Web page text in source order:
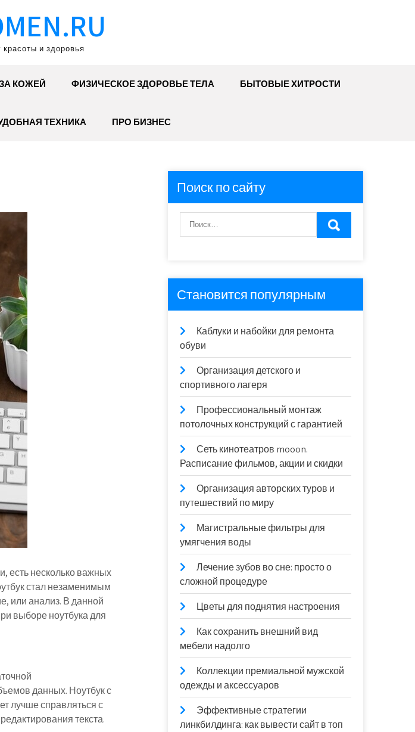
и здоровья
КОЖЕЙ ФИЗИЧЕСКОЕ ЗДОРОВЬЕ ТЕЛА БЫТОВЫЕ ХИТРОСТИ
ТЕХНИКА ПРО БИЗНЕС
есть несколько важных
стал незаменимым
или анализ. В данной
выборе ноутбука для
данных. Ноутбук с
лучше справляться с
текста.
Поиск по сайту
Становится популярным
Каблуки и набойки для ремонта
обуви
Организация детского и
спортивного лагеря
Профессиональный монтаж
потолочных конструкций с гарантией
Сеть кинотеатров mooon.
Расписание фильмов, акции и скидки
Организация авторских туров и
путешествий по миру
Магистральные фильтры для
умягчения воды
Лечение зубов во сне: просто о
сложной процедуре
Цветы для поднятия настроения
Как сохранить внешний вид
мебели надолго
Коллекции премиальной мужской
одежды и аксессуаров
Эффективные стратегии
линкбилдинга: как вывести сайт в топ